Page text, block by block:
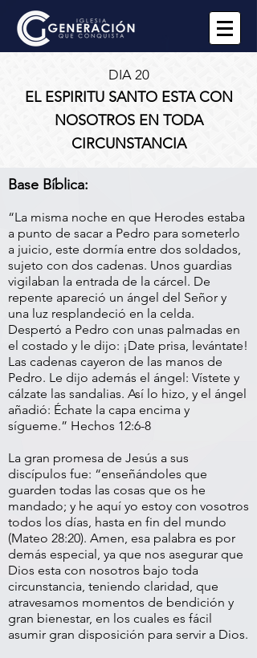
DIA 20
EL ESPIRITU SANTO ESTA CON
NOSOTROS EN TODA
CIRCUNSTANCIA
Base Bíblica:
“La misma noche en que Herodes estaba
a punto de sacar a Pedro para someterlo
a juicio, este dormía entre dos soldados,
sujeto con dos cadenas. Unos guardias
vigilaban la entrada de la cárcel. De
repente apareció un ángel del Señor y
una luz resplandeció en la celda.
Despertó a Pedro con unas palmadas en
el costado y le dijo: ¡Date prisa, levántate!
Las cadenas cayeron de las manos de
Pedro. Le dijo además el ángel: Vístete y
cálzate las sandalias. Así lo hizo, y el ángel
añadió: Échate la capa encima y
sígueme.” Hechos 12:6-8
La gran promesa de Jesús a sus
discípulos fue: “enseñándoles que
guarden todas las cosas que os he
mandado; y he aquí yo estoy con vosotros
todos los días, hasta en fin del mundo
(Mateo 28:20). Amen, esa palabra es por
demás especial, ya que nos asegurar que
Dios esta con nosotros bajo toda
circunstancia, teniendo claridad, que
atravesamos momentos de bendición y
gran bienestar, en los cuales es fácil
asumir gran disposición para servir a Dios.